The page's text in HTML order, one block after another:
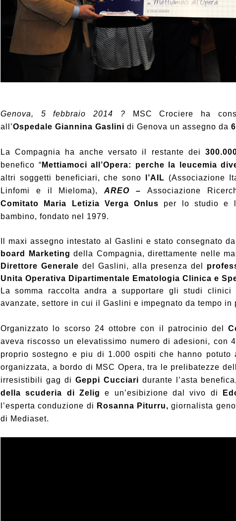
Genova, 5 febbraio 2014 ? MSC Crociere ha
all’Ospedale Giannina Gaslini di Genova un assegno da
La Compagnia ha anche versato il restante dei
benefico “ Mettiamoci all’Opera: perche la leucemia
altri soggetti beneficiari, che sono
l’AIL (Associazione
Linfomi e il Mieloma),AREO – Associazione
Comitato Maria Letizia Verga Onlus
per lo studio e
bambino, fondato nel 1979.
Il maxi assegno intestato al Gaslini e stato consegnato da
board
Marketing della Compagnia, direttamente nelle
Direttore Generale del Gaslini, alla presenza del
Unita Operativa Dipartimentale Ematologia Clinica e
La somma raccolta andra a supportare gli studi clinici
avanzate, settore in cui il Gaslini e impegnato da tempo in
Organizzato lo scorso 24 ottobre con il patrocinio del
aveva riscosso un elevatissimo numero di adesioni, con
proprio sostegno e piu di 1.000 ospiti che hanno potuto
organizzata, a bordo di MSC Opera, tra le prelibatezze
irresistibili gag di Geppi Cucciari durante l’asta
della scuderia di Zelige un’esibizione dal vivo di
l’esperta conduzione di Rosanna Piturru,giornalista
di Mediaset.